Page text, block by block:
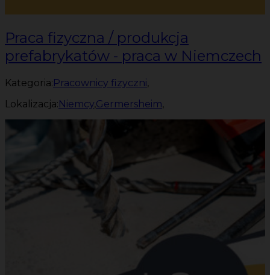
Praca fizyczna / produkcja
prefabrykatów - praca w Niemczech
Kategoria: Pracownicy fizyczni,
Lokalizacja: Niemcy,Germersheim,